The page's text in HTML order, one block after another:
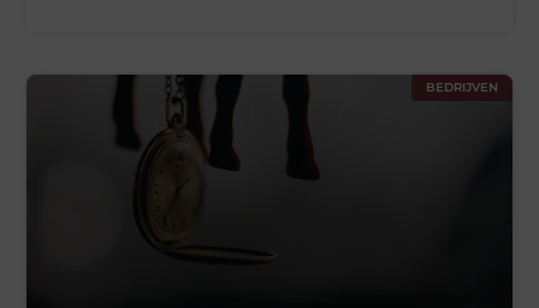
BEDRIJVEN